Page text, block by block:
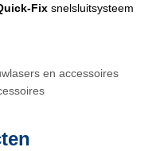
Fix snelsluitsysteem
en accessoires